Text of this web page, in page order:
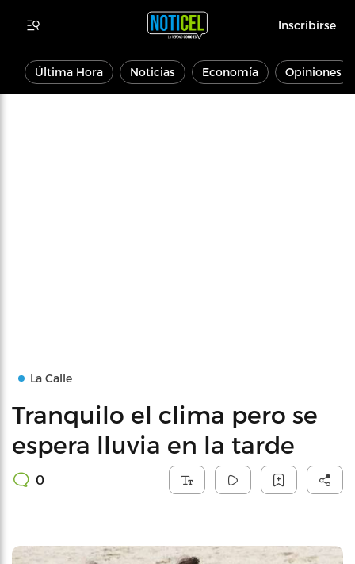
Inscribirse
Última Hora Noticias Economía Opiniones
La Calle
Tranquilo el clima pero se
espera lluvia en la tarde
0